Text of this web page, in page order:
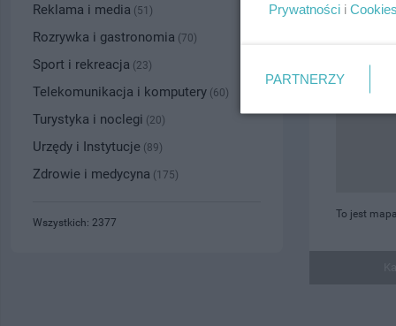
To jest
Reklama i media (51)
Rozrywka i gastronomia (70)
Sport i rekreacja (23)
Telekomunikacja i komputery (60)
Turystyka i noclegi (20)
Urzędy i Instytucje (89)
Zdrowie i medycyna (175)
Wszystkich: 2377
Prywatności i Cookies
PARTNERZY